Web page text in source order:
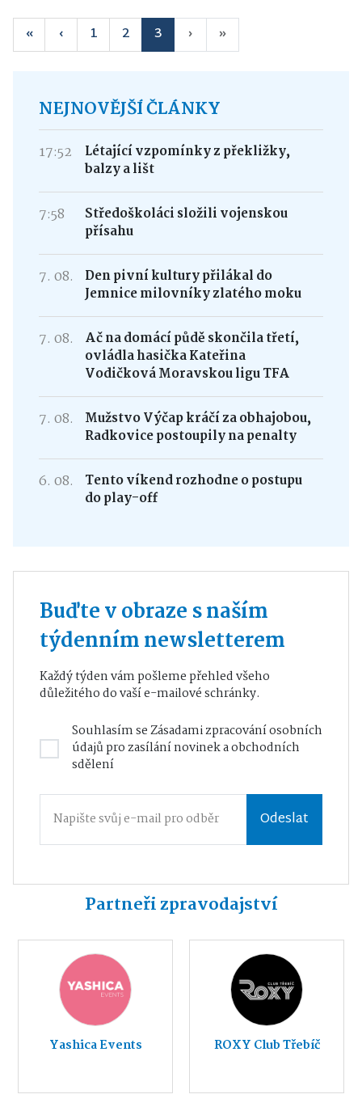
« ‹ 1 2 3 › »
NEJNOVĚJŠÍ ČLÁNKY
17:52
Létající vzpomínky z překližky,
balzy a lišt
7:58
Středoškoláci složili vojenskou
přísahu
7. 08.
Den pivní kultury přilákal do
Jemnice milovníky zlatého moku
7. 08.
Ač na domácí půdě skončila třetí,
ovládla hasička Kateřina
Vodičková Moravskou ligu TFA
7. 08.
Mužstvo Výčap kráčí za obhajobou,
Radkovice postoupily na penalty
6. 08.
Tento víkend rozhodne o postupu
do play-off
Buďte v obraze s naším
týdenním newsletterem
Každý týden vám pošleme přehled všeho
důležitého do vaší e-mailové schránky.
Souhlasím seZásadami zpracování osobních
údajůpro zasílání novinek a obchodních
sdělení
Odeslat
Partneři zpravodajství
Yashica Events ROXY Club Třebíč